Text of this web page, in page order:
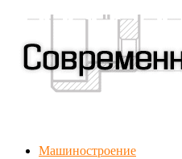
Машиностроение